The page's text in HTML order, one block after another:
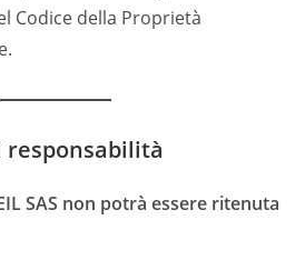
Codice della Proprietà
responsabilità
SAS non potrà essere ritenuta